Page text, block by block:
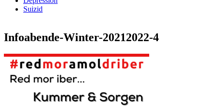
Suizid
Infoabende-Winter-20212022-4